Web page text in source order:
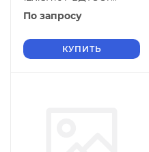
18968-73
По запросу
КУПИТЬ